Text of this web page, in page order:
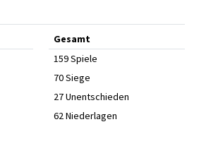
Gesamt
159 Spiele
70 Siege
27 Unentschieden
62 Niederlagen